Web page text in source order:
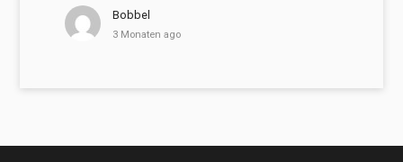
Bobbel
3 Monaten ago